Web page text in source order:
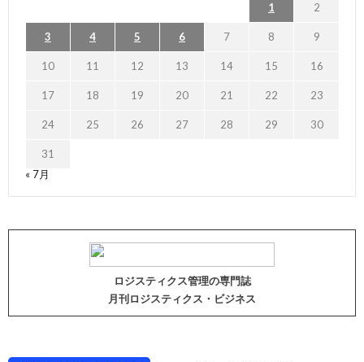
1 2
3 4 5 6 7 8 9
10 11 12 13 14 15 16
17 18 19 20 21 22 23
24 25 26 27 28 29 30
31
« 7月
ロジスティクス管理の専門誌
月刊ロジスティクス・ビジネス